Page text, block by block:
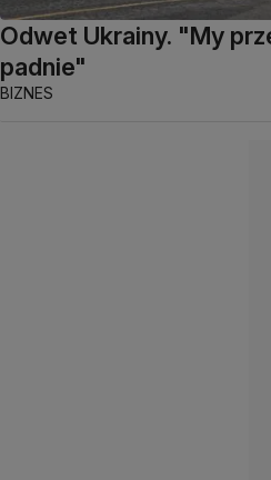
Odwet Ukrainy. "My
padnie"
BIZNES